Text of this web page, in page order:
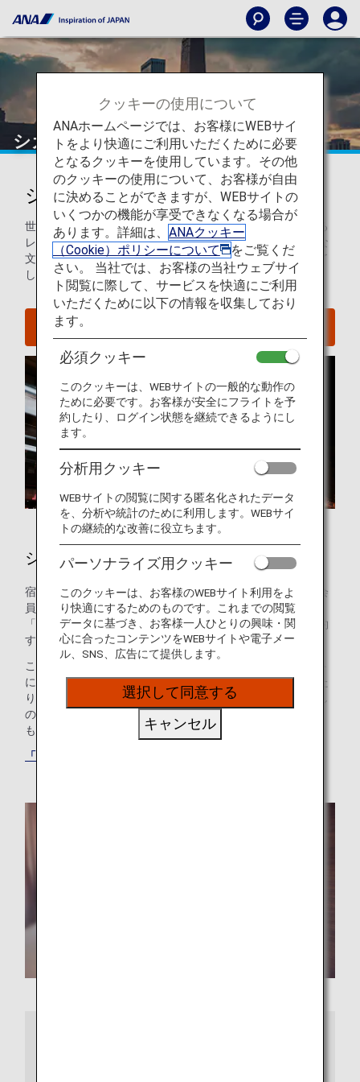
シカゴ
シカゴを知ろう
世界的に有名な建築物、美術館、博物館から、賑わいのある
レストラン、バー、音楽シーンなど、豊かな歴史と現代的な
文化を併せ持つシカゴは、すべての旅行者を楽しませ、魅了
してくれることでしょう。
シカゴのホテル
宿泊施設のご予約はお済みですか？ANAマイレージクラブ会
員のお客様は、世界の約100万軒のホテルが利用できる
「ANAワールドホテル」サービスを使って、ホテルをご予約
することができます。
このサービスを使えば、ANAマイレージクラブのアカウント
にログインして最適なホテルを選ぶだけで、マイルを貯めた
り使ったりできます。ご家族でプール付きのホテルをお探し
の方も、ご出張のニーズにお応えするホテルをお探しの方
も、最適な「もうひとつの我が家」が見つかります。
「ANAワールドホテル」サービスでホテルを探す
クッキーの使用について
ANAホームページでは、お客様にWEBサイ
トをより快適にご利用いただくために必要
となるクッキーを使用しています。その他
のクッキーの使用について、お客様が自由
に決めることができますが、WEBサイトの
いくつかの機能が享受できなくなる場合が
あります。詳細は、 ANAクッキー
（Cookie）ポリシーについて
をご覧くだ
さい。 当社では、お客様の当社ウェブサイ
ト閲覧に際して、サービスを快適にご利用
いただくために以下の情報を収集しており
ます。
必須クッキー
このクッキーは、WEBサイトの一般的な動作の
ために必要です。お客様が安全にフライトを予
約したり、ログイン状態を継続できるようにし
ます。
分析用クッキー
WEBサイトの閲覧に関する匿名化されたデータ
を、分析や統計のために利用します。WEBサイ
トの継続的な改善に役立ちます。
パーソナライズ用クッキー
このクッキーは、お客様のWEBサイト利用をよ
り快適にするためのものです。これまでの閲覧
データに基づき、お客様一人ひとりの興味・関
心に合ったコンテンツをWEBサイトや電子メー
ル、SNS、広告にて提供します。
選択して同意する
キャンセル